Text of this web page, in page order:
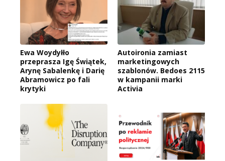
Ewa Woydyłło
przeprasza Igę Świątek,
Arynę Sabalenkę i Darię
Abramowicz po fali
krytyki
Autoironia zamiast
marketingowych
szablonów. Bedoes 2115
w kampanii marki
Activia